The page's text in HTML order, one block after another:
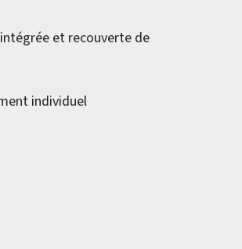
et recouverte de
individuel